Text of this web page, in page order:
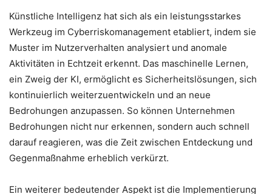
Künstliche Intelligenz hat sich als ein leistungsstarkes
Werkzeug im Cyberriskomanagement etabliert, indem sie
Muster im Nutzerverhalten analysiert und anomale
Aktivitäten in Echtzeit erkennt. Das maschinelle Lernen,
ein Zweig der KI, ermöglicht es Sicherheitslösungen, sich
kontinuierlich weiterzuentwickeln und an neue
Bedrohungen anzupassen. So können Unternehmen
Bedrohungen nicht nur erkennen, sondern auch schnell
darauf reagieren, was die Zeit zwischen Entdeckung und
Gegenmaßnahme erheblich verkürzt.
Ein weiterer bedeutender Aspekt ist die Implementierung